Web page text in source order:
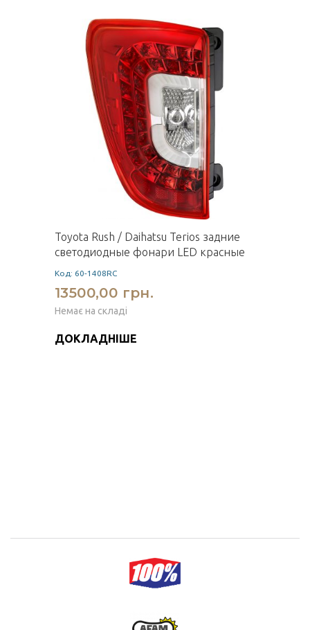
Toyota Rush / Daihatsu Terios задние
светодиодные фонари LED красные
Код: 60-1408RC
13500,00 грн.
Немає на складі
ДОКЛАДНІШЕ